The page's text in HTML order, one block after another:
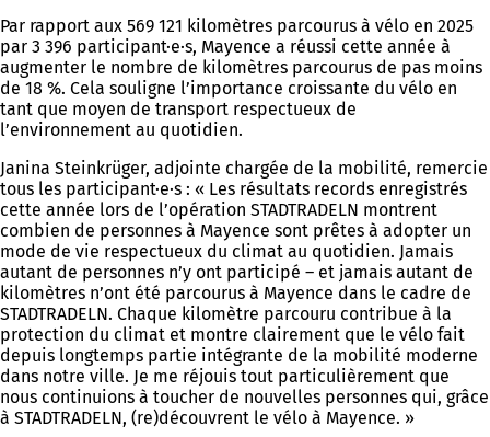
Par rapport aux 569 121 kilomètres parcourus à vélo en 2025
par 3 396 participant·e·s, Mayence a réussi cette année à
augmenter le nombre de kilomètres parcourus de pas moins
de 18 %. Cela souligne l’importance croissante du vélo en
tant que moyen de transport respectueux de
l’environnement au quotidien.
Janina Steinkrüger, adjointe chargée de la mobilité, remercie
tous les participant·e·s : « Les résultats records enregistrés
cette année lors de l’opération STADTRADELN montrent
combien de personnes à Mayence sont prêtes à adopter un
mode de vie respectueux du climat au quotidien. Jamais
autant de personnes n’y ont participé – et jamais autant de
kilomètres n’ont été parcourus à Mayence dans le cadre de
STADTRADELN. Chaque kilomètre parcouru contribue à la
protection du climat et montre clairement que le vélo fait
depuis longtemps partie intégrante de la mobilité moderne
dans notre ville. Je me réjouis tout particulièrement que
nous continuions à toucher de nouvelles personnes qui, grâce
à STADTRADELN, (re)découvrent le vélo à Mayence. »